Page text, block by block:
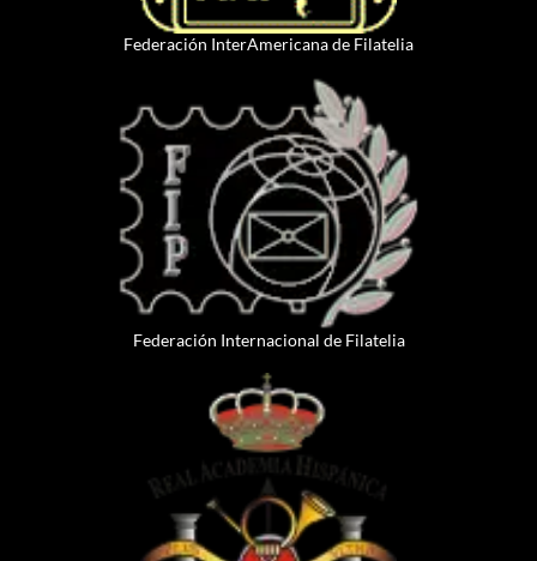
Federación InterAmericana de Filatelia
Federación Internacional de Filatelia